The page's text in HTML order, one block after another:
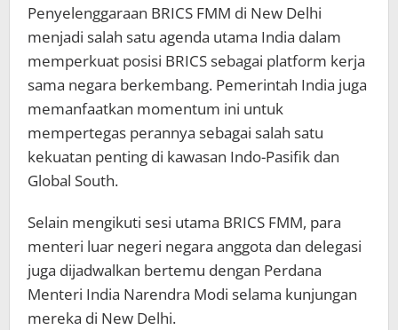
Penyelenggaraan BRICS FMM di New Delhi
menjadi salah satu agenda utama India dalam
memperkuat posisi BRICS sebagai platform kerja
sama negara berkembang. Pemerintah India juga
memanfaatkan momentum ini untuk
mempertegas perannya sebagai salah satu
kekuatan penting di kawasan Indo-Pasifik dan
Global South.
Selain mengikuti sesi utama BRICS FMM, para
menteri luar negeri negara anggota dan delegasi
juga dijadwalkan bertemu dengan Perdana
Menteri India Narendra Modi selama kunjungan
mereka di New Delhi.